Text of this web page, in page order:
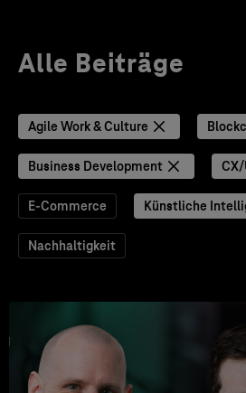
Alle Beiträge
Agile Work & Culture
Business Development
E-Commerce Künstliche
Nachhaltigkeit